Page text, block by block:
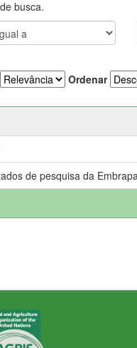
busca.
Ordenar
de pesquisa da